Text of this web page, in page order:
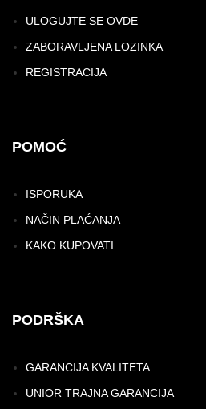
ULOGUJTE SE OVDE
ZABORAVLJENA LOZINKA
REGISTRACIJA
POMOĆ
ISPORUKA
NAČIN PLAĆANJA
KAKO KUPOVATI
PODRŠKA
GARANCIJA KVALITETA
UNIOR TRAJNA GARANCIJA